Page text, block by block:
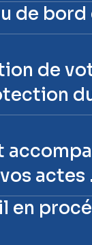
de
de
actes
en